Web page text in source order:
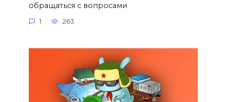
обращаться с вопросами
1 263